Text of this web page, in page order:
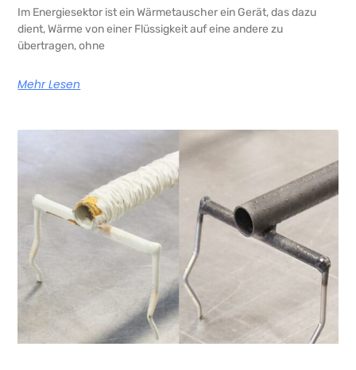
Im Energiesektor ist ein Wärmetauscher ein Gerät, das dazu
dient, Wärme von einer Flüssigkeit auf eine andere zu
übertragen, ohne
Mehr Lesen